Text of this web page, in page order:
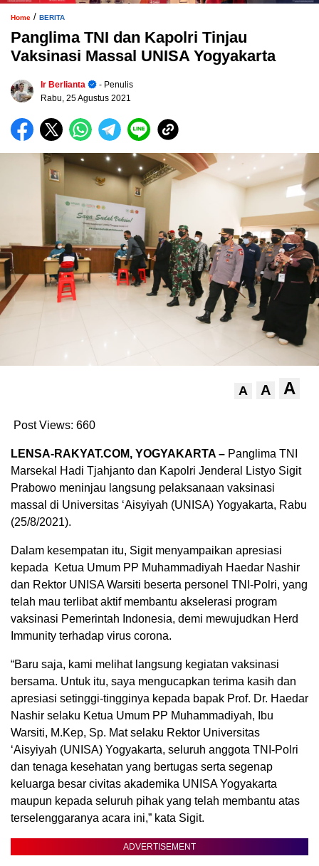
Home / BERITA
Panglima TNI dan Kapolri Tinjau
Vaksinasi Massal UNISA Yogyakarta
Ir Berlianta
- Penulis
Rabu, 25 Agustus 2021
A A A
Post Views: 660
LENSA-RAKYAT.COM, YOGYAKARTA – Panglima TNI
Marsekal Hadi Tjahjanto dan Kapolri Jenderal Listyo Sigit
Prabowo meninjau langsung pelaksanaan vaksinasi
massal di Universitas ‘Aisyiyah (UNISA) Yogyakarta, Rabu
(25/8/2021).
Dalam kesempatan itu, Sigit menyampaikan apresiasi
kepada Ketua Umum PP Muhammadiyah Haedar Nashir
dan Rektor UNISA Warsiti beserta personel TNI-Polri, yang
telah mau terlibat aktif membantu akselerasi program
vaksinasi Pemerintah Indonesia, demi mewujudkan Herd
Immunity terhadap virus corona.
“Baru saja, kami melihat langsung kegiatan vaksinasi
bersama. Untuk itu, saya mengucapkan terima kasih dan
apresiasi setinggi-tingginya kepada bapak Prof. Dr. Haedar
Nashir selaku Ketua Umum PP Muhammadiyah, Ibu
Warsiti, M.Kep, Sp. Mat selaku Rektor Universitas
‘Aisyiyah (UNISA) Yogyakarta, seluruh anggota TNI-Polri
dan tenaga kesehatan yang bertugas serta segenap
keluarga besar civitas akademika UNISA Yogyakarta
maupun kepada seluruh pihak yang telah membantu atas
terselenggaranya acara ini,” kata Sigit.
ADVERTISEMENT